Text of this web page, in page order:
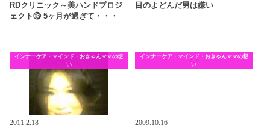
RDクリニック～美ハンドプロジ
ェクト⑬ 5ヶ月が過ぎて・・・
目のよどんだ男は嫌い
インナーケア・マインド・おきゃんママの想
い
2011.2.18
インナーケア・マインド・おきゃんママの想
い
2009.10.16